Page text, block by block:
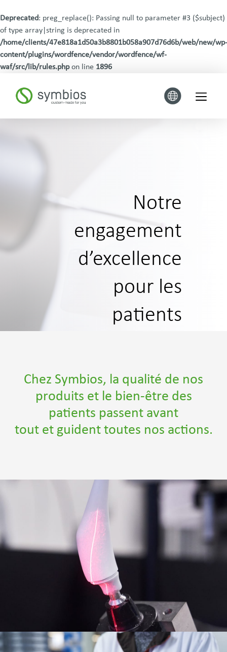
Deprecated: preg_replace(): Passing null to parameter #3 ($subject)
of type array|string is deprecated in
/home/clients/47e818a1d50a3b8801b058a907d76d6b/web/new/wp-
content/plugins/wordfence/vendor/wordfence/wf-
waf/src/lib/rules.phpon line 1896
Notre
engagement
d’excellence
pour les
patients
Chez Symbios, la qualité de nos
produits et le bien-être des
patients passent avant
tout et guident toutes nos actions.